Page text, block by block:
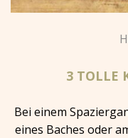
3 TOLLE
Bei einem
eines Baches oder